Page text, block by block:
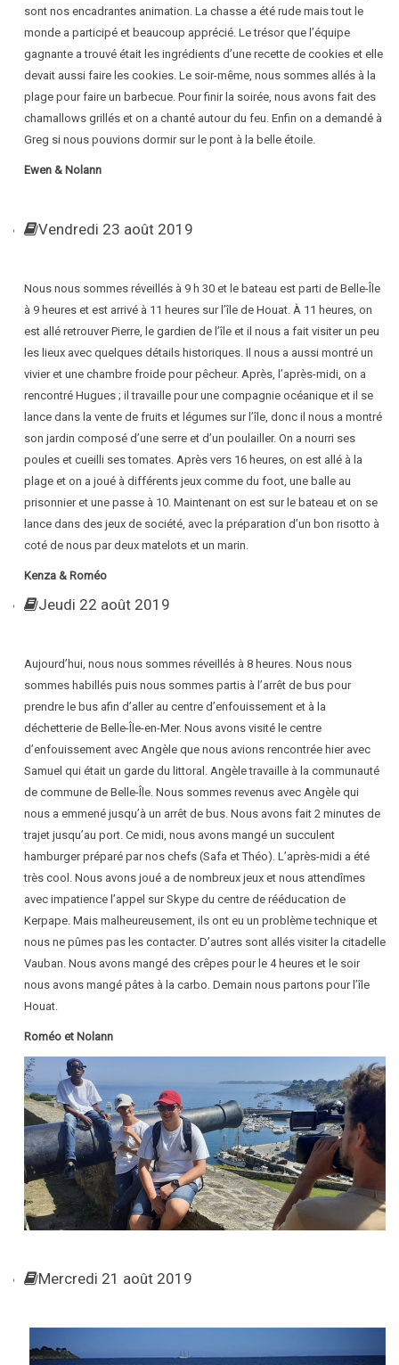
sont nos encadrantes animation. La chasse a été rude mais tout le
monde a participé et beaucoup apprécié. Le trésor que l’équipe
gagnante a trouvé était les ingrédients d’une recette de cookies et elle
devait aussi faire les cookies. Le soir-même, nous sommes allés à la
plage pour faire un barbecue. Pour finir la soirée, nous avons fait des
chamallows grillés et on a chanté autour du feu. Enfin on a demandé à
Greg si nous pouvions dormir sur le pont à la belle étoile.
Ewen & Nolann
Vendredi 23 août 2019
Nous nous sommes réveillés à 9 h 30 et le bateau est parti de Belle-Île
à 9 heures et est arrivé à 11 heures sur l’île de Houat. À 11 heures, on
est allé retrouver Pierre, le gardien de l’île et il nous a fait visiter un peu
les lieux avec quelques détails historiques. Il nous a aussi montré un
vivier et une chambre froide pour pêcheur. Après, l’après-midi, on a
rencontré Hugues ; il travaille pour une compagnie océanique et il se
lance dans la vente de fruits et légumes sur l’île, donc il nous a montré
son jardin composé d’une serre et d’un poulailler. On a nourri ses
poules et cueilli ses tomates. Après vers 16 heures, on est allé à la
plage et on a joué à différents jeux comme du foot, une balle au
prisonnier et une passe à 10. Maintenant on est sur le bateau et on se
lance dans des jeux de société, avec la préparation d’un bon risotto à
coté de nous par deux matelots et un marin.
Kenza & Roméo
Jeudi 22 août 2019
Aujourd’hui, nous nous sommes réveillés à 8 heures. Nous nous
sommes habillés puis nous sommes partis à l’arrêt de bus pour
prendre le bus afin d’aller au centre d’enfouissement et à la
déchetterie de Belle-Île-en-Mer. Nous avons visité le centre
d’enfouissement avec Angèle que nous avions rencontrée hier avec
Samuel qui était un garde du littoral. Angèle travaille à la communauté
de commune de Belle-Île. Nous sommes revenus avec Angèle qui
nous a emmené jusqu’à un arrêt de bus. Nous avons fait 2 minutes de
trajet jusqu’au port. Ce midi, nous avons mangé un succulent
hamburger préparé par nos chefs (Safa et Théo). L’après-midi a été
très cool. Nous avons joué a de nombreux jeux et nous attendîmes
avec impatience l’appel sur Skype du centre de rééducation de
Kerpape. Mais malheureusement, ils ont eu un problème technique et
nous ne pûmes pas les contacter. D’autres sont allés visiter la citadelle
Vauban. Nous avons mangé des crêpes pour le 4 heures et le soir
nous avons mangé pâtes à la carbo. Demain nous partons pour l’île
Houat.
Roméo et Nolann
Mercredi 21 août 2019